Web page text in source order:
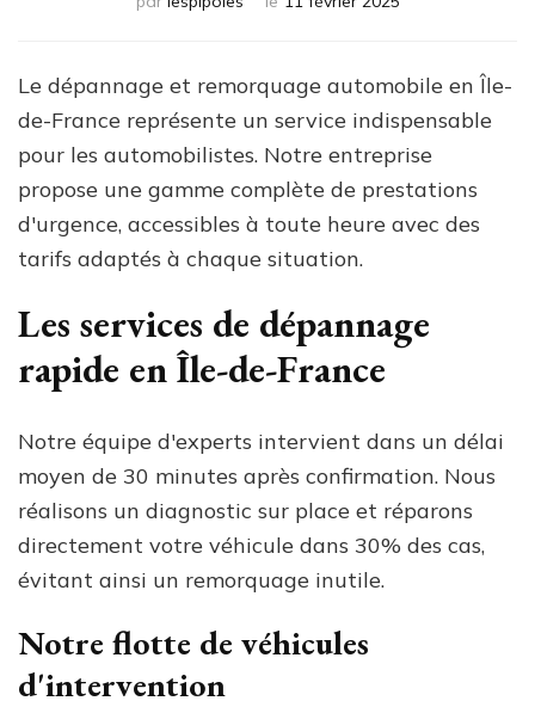
Le dépannage et remorquage automobile en Île-
de-France représente un service indispensable
pour les automobilistes. Notre entreprise
propose une gamme complète de prestations
d'urgence, accessibles à toute heure avec des
tarifs adaptés à chaque situation.
Les services de dépannage
rapide en Île-de-France
Notre équipe d'experts intervient dans un délai
moyen de 30 minutes après confirmation. Nous
réalisons un diagnostic sur place et réparons
directement votre véhicule dans 30% des cas,
évitant ainsi un remorquage inutile.
Notre flotte de véhicules
d'intervention